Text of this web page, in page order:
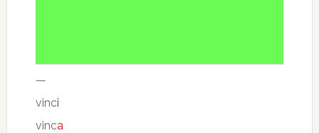
—
vinci
vinca